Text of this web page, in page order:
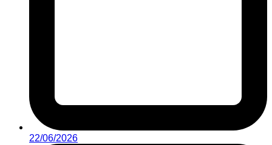
22/06/2026